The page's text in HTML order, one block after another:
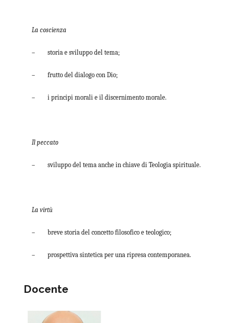
La coscienza
– storia e sviluppo del tema;
– frutto del dialogo con Dio;
– i principi morali e il discernimento morale.
Il peccato
– sviluppo del tema anche in chiave di Teologia spirituale.
La virtù
– breve storia del concetto filosofico e teologico;
– prospettiva sintetica per una ripresa contemporanea.
Docente